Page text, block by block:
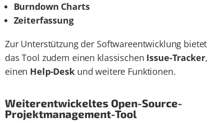
Burndown Charts
Zeiterfassung
Zur Unterstützung der Softwareentwicklung bietet
das Tool zudem einen klassischen Issue-Tracker,
einen Help-Deskund weitere Funktionen.
Weiterentwickeltes Open-Source-
Projektmanagement-Tool